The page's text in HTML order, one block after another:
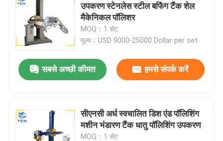
उपकरण स्टेनलेस स्टील बफिंग टैंक शेल
मैकेनिकल पॉलिशर
MOQ：1 सेट
मूल्य：USD 9000-25000 Dollar per set
सबसे अच्छी कीमत हमसे संपर्क करें
सीएनसी अर्ध स्वचालित डिश एंड पॉलिशिंग
मशीन भंडारण टैंक धातु पॉलिशिंग उपकरण
MOQ：1 सेट